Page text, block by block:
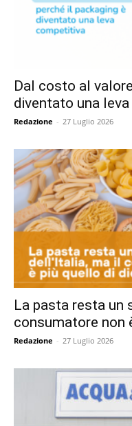
Dal costo al
diventato una
Redazione - 27 Luglio 2026
La pasta resta un
consumatore non
Redazione - 27 Luglio 2026